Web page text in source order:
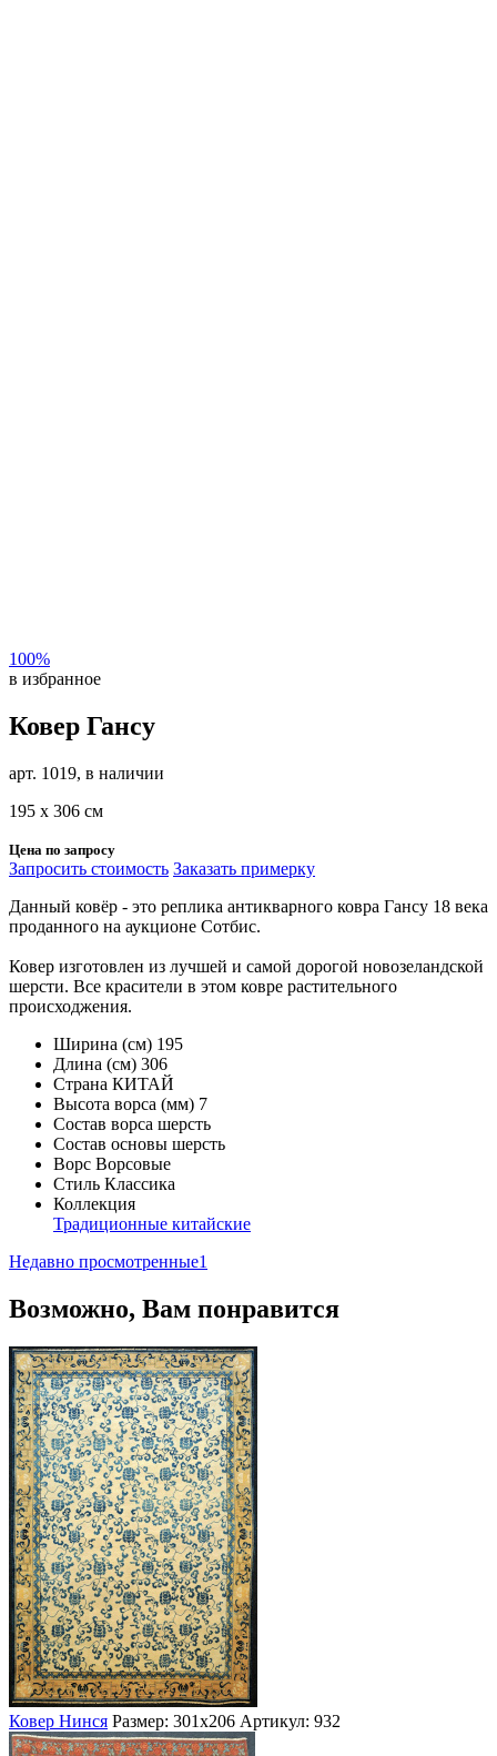
100%
в избранное
Ковер Гансу
арт. 1019, в наличии
195 х 306 см
Цена по запросу
Запросить стоимость Заказать примерку
Данный ковёр - это реплика антикварного ковра Гансу 18 века
проданного на аукционе Сотбис.
Ковер изготовлен из лучшей и самой дорогой новозеландской
шерсти. Все красители в этом ковре растительного
происходжения.
Ширина (см) 195
Длина (см) 306
Страна КИТАЙ
Высота ворса (мм) 7
Состав ворса шерсть
Состав основы шерсть
Ворс Ворсовые
Стиль Классика
Коллекция
Традиционные китайские
Недавно просмотренные1
Возможно, Вам понравится
Ковер Нинся Размер: 301х206 Артикул: 932